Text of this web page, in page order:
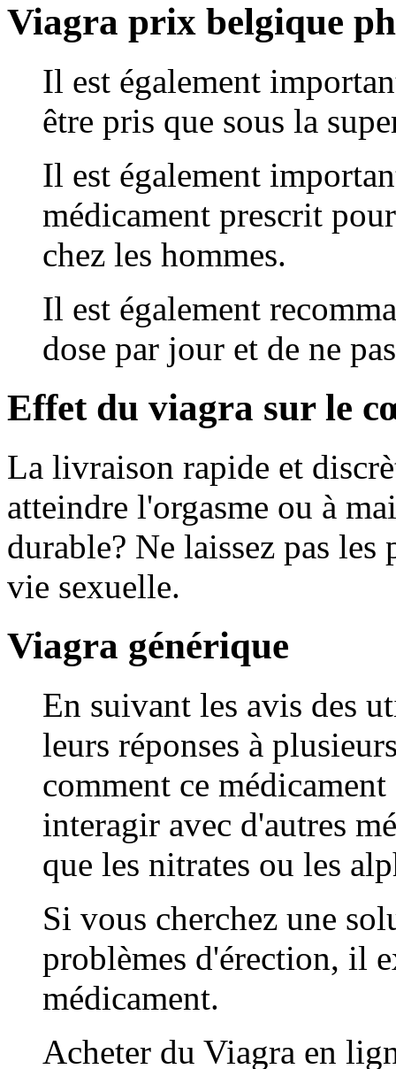
Viagra prix belgique
Il est également
être pris que sous la
Il est également
médicament prescrit
chez les hommes.
Il est également
dose par jour et de ne
Effet du viagra sur le
La livraison rapide et
atteindre l'orgasme ou à
durable? Ne laissez pas
vie sexuelle.
Viagra générique
En suivant les avis des
leurs réponses à
comment ce
interagir avec d'autres
que les nitrates ou les
Si vous cherchez une
problèmes d'érection, il
médicament.
Acheter du Viagra en